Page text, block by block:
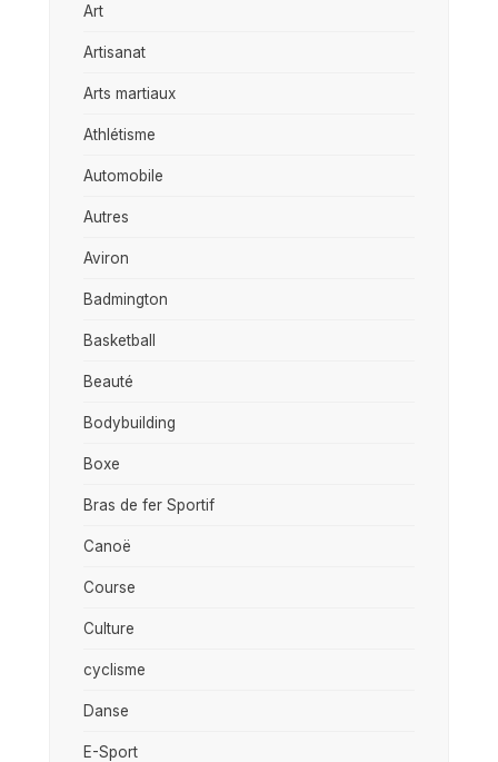
Art
Artisanat
Arts martiaux
Athlétisme
Automobile
Autres
Aviron
Badmington
Basketball
Beauté
Bodybuilding
Boxe
Bras de fer Sportif
Canoë
Course
Culture
cyclisme
Danse
E-Sport